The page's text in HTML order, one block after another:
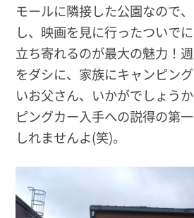
モールに隣接した公園なので
し、映画を見に行ったついで
立ち寄れるのが最大の魅力！
をダシに、家族にキャンピン
いお父さん、いかがでしょう
ピングカー入手への説得の第
しれませんよ(笑)。